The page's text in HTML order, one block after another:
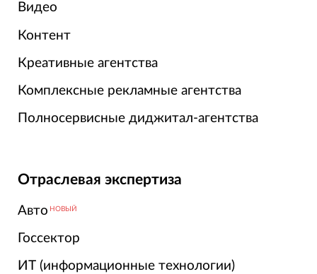
Видео
Контент
Креативные агентства
Комплексные рекламные агентства
Полносервисные диджитал-агентства
Отраслевая экспертиза
Авто НОВЫЙ
Госсектор
ИТ (информационные технологии)